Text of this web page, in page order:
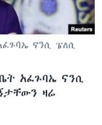
ናንሲ ፔለሲ
አፈጉባኤ ናንሲ
ዛሬ